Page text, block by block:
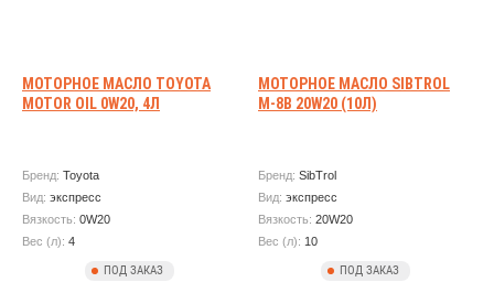
МОТОРНОЕ МАСЛО TOYOTA
MOTOR OIL 0W20, 4Л
Бренд: Toyota
Вид: экспресс
Вязкость: 0W20
Вес (л): 4
ПОД ЗАКАЗ
МОТОРНОЕ МАСЛО SIBTROL
М-8B 20W20 (10Л)
Бренд: SibTrol
Вид: экспресс
Вязкость: 20W20
Вес (л): 10
ПОД ЗАКАЗ